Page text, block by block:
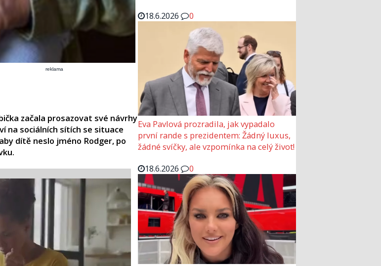
reklama
začala prosazovat své návrhy
na sociálních sítích se situace
dítě neslo jméno Rodger, po
18.6.2026
0
Eva Pavlová prozradila, jak vypadalo
první rande s prezidentem: Žádný luxus,
žádné svíčky, ale vzpomínka na celý život!
18.6.2026
0